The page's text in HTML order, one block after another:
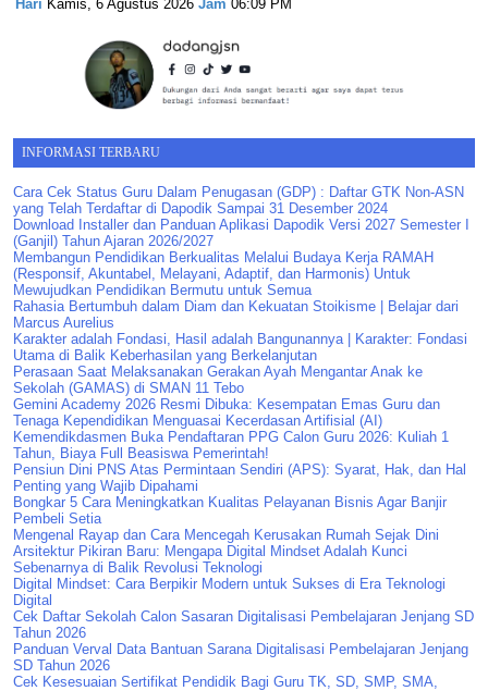
Hari Kamis, 6 Agustus 2026 Jam 06:09 PM
INFORMASI TERBARU
Cara Cek Status Guru Dalam Penugasan (GDP) : Daftar GTK Non-ASN
yang Telah Terdaftar di Dapodik Sampai 31 Desember 2024
Download Installer dan Panduan Aplikasi Dapodik Versi 2027 Semester I
(Ganjil) Tahun Ajaran 2026/2027
Membangun Pendidikan Berkualitas Melalui Budaya Kerja RAMAH
(Responsif, Akuntabel, Melayani, Adaptif, dan Harmonis) Untuk
Mewujudkan Pendidikan Bermutu untuk Semua
Rahasia Bertumbuh dalam Diam dan Kekuatan Stoikisme | Belajar dari
Marcus Aurelius
Karakter adalah Fondasi, Hasil adalah Bangunannya | Karakter: Fondasi
Utama di Balik Keberhasilan yang Berkelanjutan
Perasaan Saat Melaksanakan Gerakan Ayah Mengantar Anak ke
Sekolah (GAMAS) di SMAN 11 Tebo
Gemini Academy 2026 Resmi Dibuka: Kesempatan Emas Guru dan
Tenaga Kependidikan Menguasai Kecerdasan Artifisial (AI)
Kemendikdasmen Buka Pendaftaran PPG Calon Guru 2026: Kuliah 1
Tahun, Biaya Full Beasiswa Pemerintah!
Pensiun Dini PNS Atas Permintaan Sendiri (APS): Syarat, Hak, dan Hal
Penting yang Wajib Dipahami
Bongkar 5 Cara Meningkatkan Kualitas Pelayanan Bisnis Agar Banjir
Pembeli Setia
Mengenal Rayap dan Cara Mencegah Kerusakan Rumah Sejak Dini
Arsitektur Pikiran Baru: Mengapa Digital Mindset Adalah Kunci
Sebenarnya di Balik Revolusi Teknologi
Digital Mindset: Cara Berpikir Modern untuk Sukses di Era Teknologi
Digital
Cek Daftar Sekolah Calon Sasaran Digitalisasi Pembelajaran Jenjang SD
Tahun 2026
Panduan Verval Data Bantuan Sarana Digitalisasi Pembelajaran Jenjang
SD Tahun 2026
Cek Kesesuaian Sertifikat Pendidik Bagi Guru TK, SD, SMP, SMA,